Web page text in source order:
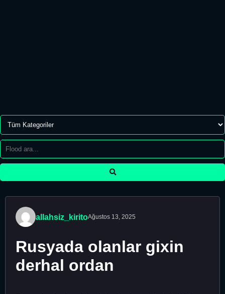
allahsiz_kiritoAğustos 13, 2025
Rusyada olanlar gixin
derhal ordan